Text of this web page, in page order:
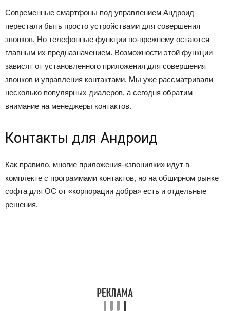
Современные смартфоны под управлением Андроид
перестали быть просто устройствами для совершения
звонков. Но телефонные функции по-прежнему остаются
главным их предназначением. Возможности этой функции
зависят от установленного приложения для совершения
звонков и управления контактами. Мы уже рассматривали
несколько популярных диалеров, а сегодня обратим
внимание на менеджеры контактов.
Контакты для Андроид
Как правило, многие приложения-«звонилки» идут в
комплекте с программами контактов, но на обширном рынке
софта для ОС от «корпорации добра» есть и отдельные
решения.